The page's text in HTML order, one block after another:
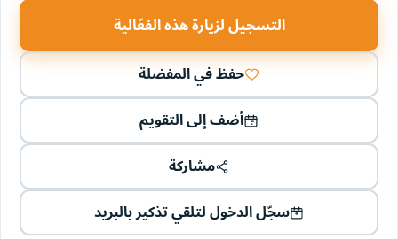
التسجيل لزيارة هذه الفعّالية
حفظ في المفضلة
أضف إلى التقويم
مشاركة
سجّل الدخول لتلقي تذكير بالبريد